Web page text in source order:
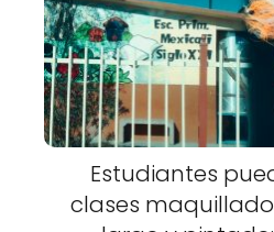
Estudiantes
clases